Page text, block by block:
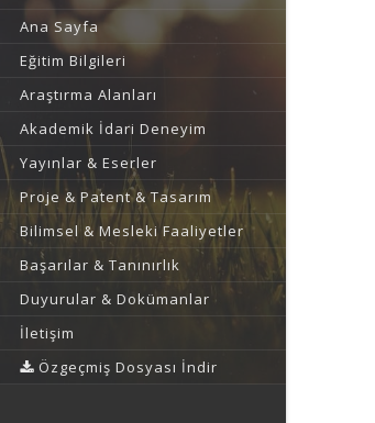
Ana Sayfa
Eğitim Bilgileri
Araştırma Alanları
Akademik İdari Deneyim
Yayınlar & Eserler
Proje & Patent & Tasarım
Bilimsel & Mesleki Faaliyetler
Başarılar & Tanınırlık
Duyurular & Dokümanlar
İletişim
Özgeçmiş Dosyası İndir